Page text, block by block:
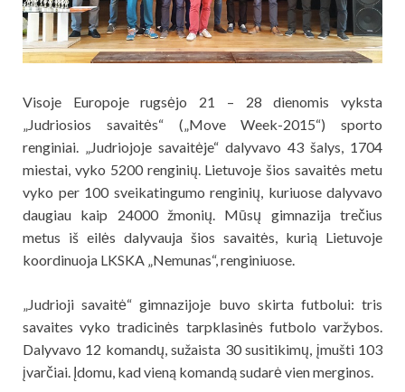
Visoje Europoje rugsėjo 21 – 28 dienomis vyksta
„Judriosios savaitės“ („Move Week-2015“) sporto
renginiai. „Judriojoje savaitėje“ dalyvavo 43 šalys, 1704
miestai, vyko 5200 renginių. Lietuvoje šios savaitės metu
vyko per 100 sveikatingumo renginių, kuriuose dalyvavo
daugiau kaip 24000 žmonių. Mūsų gimnazija trečius
metus iš eilės dalyvauja šios savaitės, kurią Lietuvoje
koordinuoja LKSKA „Nemunas“, renginiuose.
„Judrioji savaitė“ gimnazijoje buvo skirta futbolui: tris
savaites vyko tradicinės tarpklasinės futbolo varžybos.
Dalyvavo 12 komandų, sužaista 30 susitikimų, įmušti 103
įvarčiai. Įdomu, kad vieną komandą sudarė vien merginos.